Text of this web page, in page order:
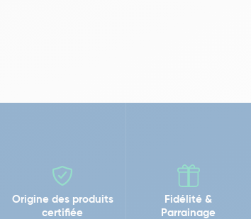
Origine des produits
certifiée
Fidélité &
Parrainage